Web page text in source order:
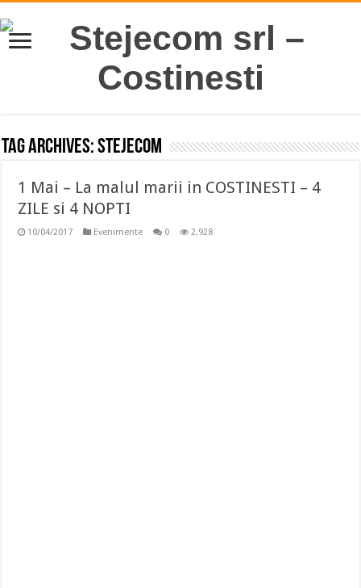
Tag Archives:STEJECOM
1 Mai – La malul marii in COSTINESTI – 4
ZILE si 4 NOPTI
10/04/2017 Evenimente 0 2,928